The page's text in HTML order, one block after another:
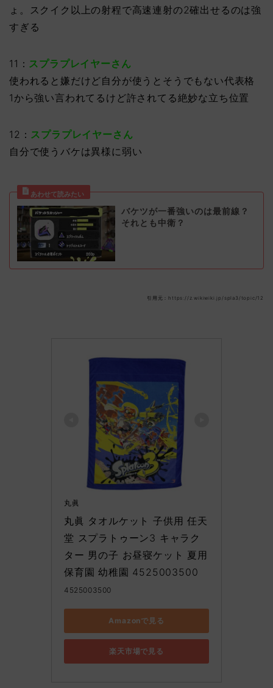
ょ。スクイク以上の射程で高速連射の2確出せるのは強
すぎる
11： スプラプレイヤーさん
使われると嫌だけど自分が使うとそうでもない代表格
1から強い言われてるけど許されてる絶妙な立ち位置
12： スプラプレイヤーさん
自分で使うバケは異様に弱い
バケツが一番強いのは最前線？
それとも中衛？
引用元：https://z.wikiwiki.jp/spla3/topic/12
丸眞
丸眞 タオルケット 子供用 任天
堂 スプラトゥーン3 キャラク
ター 男の子 お昼寝ケット 夏用
保育園 幼稚園 4525003500
4525003500
Amazonで見る
楽天市場で見る